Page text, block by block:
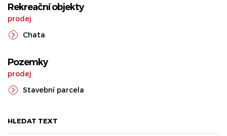
Rekreační objekty
prodej
Chata
Pozemky
prodej
Stavební parcela
HLEDAT TEXT